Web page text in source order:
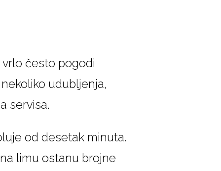
često pogodi
udubljenja,
servisa.
od desetak minuta.
limu ostanu brojne